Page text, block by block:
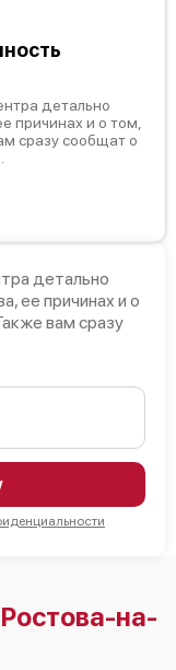
детально
причинах и о том,
сразу сообщат о
детально
ее причинах и о
вам сразу
Ростова-на-